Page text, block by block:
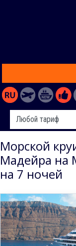
Морской
Мадейра на
на 7 ночей